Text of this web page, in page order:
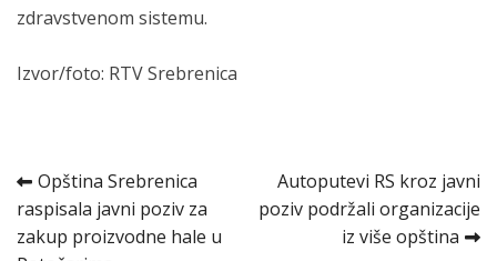
zdravstvenom sistemu.
Izvor/foto: RTV Srebrenica
Kretanje
članka
Opština Srebrenica
raspisala javni poziv za
zakup proizvodne hale u
Autoputevi RS kroz javni
poziv podržali organizacije
iz više opština